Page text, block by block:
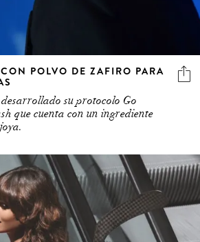
POLVO DE ZAFIRO PARA
su protocolo Go
que cuenta con un ingrediente